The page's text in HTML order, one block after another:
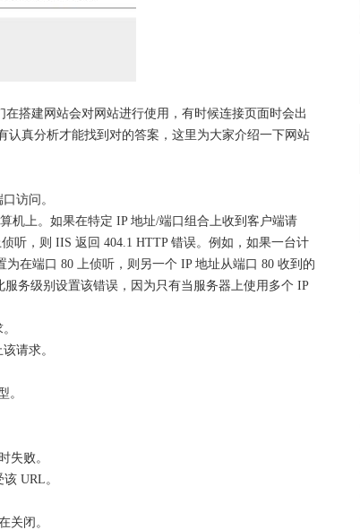
搭建网站会对网站进行使用，有时候连接页面时会出
认真分析才能找到对的答案，这里为大家介绍一下网站
访问。
机上。如果在特定 IP 地址/端口组合上收到客户端请
听，则 IIS 返回 404.1 HTTP 错误。例如，如果一台计
在端口 80 上侦听，则另一个 IP 地址从端口 80 收到的
务级别设置该错误，因为只有当服务器上使用多个 IP
请求。
。
失败。
URL。
关闭。